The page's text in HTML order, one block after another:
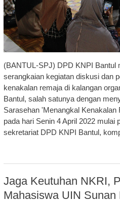
(BANTUL-SPJ) DPD KNPI Bantul
serangkaian kegiatan diskusi dan
kenakalan remaja di kalangan
Bantul, salah satunya dengan
Sarasehan 'Menangkal
pada hari Senin 4 April 2022 mulai
sekretariat DPD KNPI Bantul,
Jaga Keutuhan NKRI,
Mahasiswa UIN Sunan